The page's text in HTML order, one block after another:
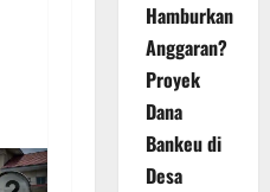
Hamburkan
Anggaran?
Proyek
Dana
Bankeu di
Desa